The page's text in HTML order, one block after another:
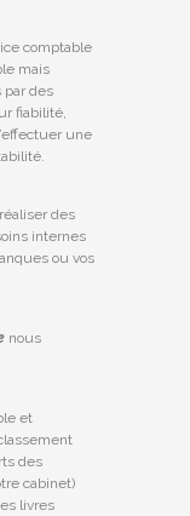
comptable
mais
par des
fiabilité,
une
des
internes
ou vos
nous
et
des
cabinet)
livres